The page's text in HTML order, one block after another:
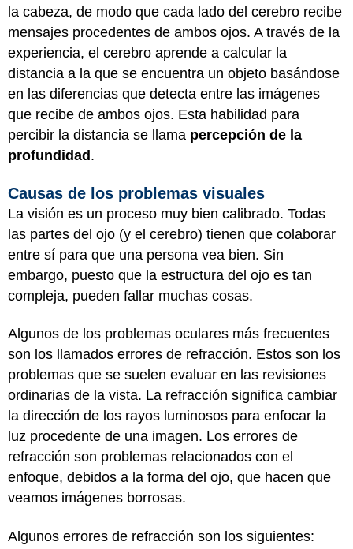
la cabeza, de modo que cada lado del cerebro recibe
mensajes procedentes de ambos ojos. A través de la
experiencia, el cerebro aprende a calcular la
distancia a la que se encuentra un objeto basándose
en las diferencias que detecta entre las imágenes
que recibe de ambos ojos. Esta habilidad para
percibir la distancia se llama percepción de la
profundidad .
Causas de los problemas visuales
La visión es un proceso muy bien calibrado. Todas
las partes del ojo (y el cerebro) tienen que colaborar
entre sí para que una persona vea bien. Sin
embargo, puesto que la estructura del ojo es tan
compleja, pueden fallar muchas cosas.
Algunos de los problemas oculares más frecuentes
son los llamados errores de refracción. Estos son los
problemas que se suelen evaluar en las revisiones
ordinarias de la vista. La refracción significa cambiar
la dirección de los rayos luminosos para enfocar la
luz procedente de una imagen. Los errores de
refracción son problemas relacionados con el
enfoque, debidos a la forma del ojo, que hacen que
veamos imágenes borrosas.
Algunos errores de refracción son los siguientes: